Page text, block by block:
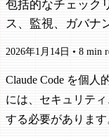
包括的なチェック
ス、監視、ガバナ
2026年1月14日 • 8 min
Claude Code を個
には、セキュリテ
する必要があります